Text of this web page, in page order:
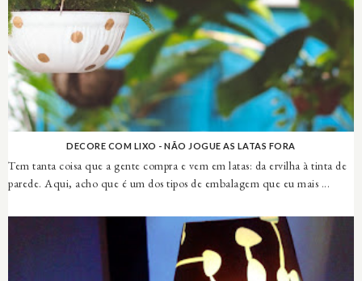
DECORE COM LIXO - NÃO JOGUE AS LATAS FORA
Tem tanta coisa que a gente compra e vem em latas: da ervilha à tinta de
parede. Aqui, acho que é um dos tipos de embalagem que eu mais ...